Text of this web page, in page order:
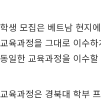
학생 모집은 베트남 현지
교육과정을 그대로 이수
동일한 교육과정을 이수
교육과정은 경북대 학부